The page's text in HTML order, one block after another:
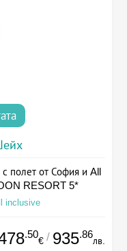
полет от София и All
RESORT 5*
inclusive
.50
€ / 935.86
лв.